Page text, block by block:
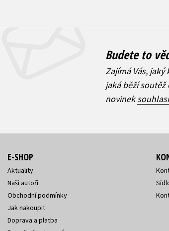
Budete to
Zajímá Vás,
jaká běží
novinek
E-SHOP
Aktuality
Naši autoři
Obchodní podmínky
Jak nakoupit
Doprava a platba